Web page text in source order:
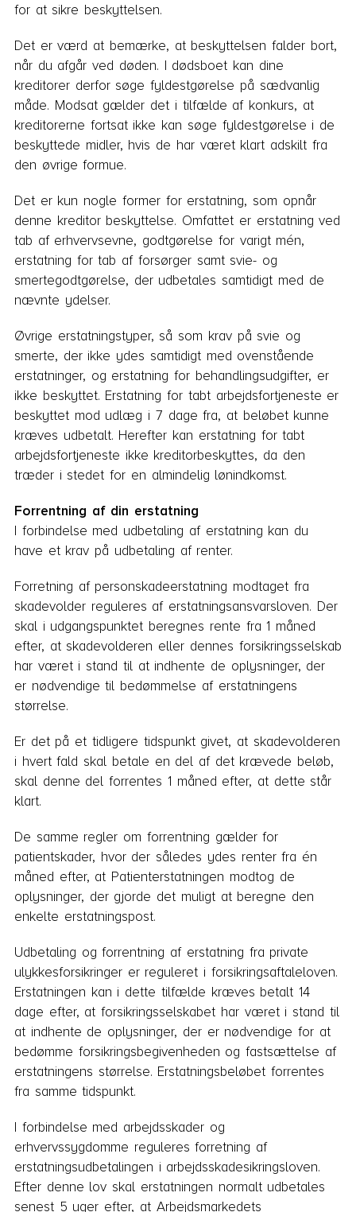
for at sikre beskyttelsen.
Det er værd at bemærke, at beskyttelsen falder bort,
når du afgår ved døden. I dødsboet kan dine
kreditorer derfor søge fyldestgørelse på sædvanlig
måde. Modsat gælder det i tilfælde af konkurs, at
kreditorerne fortsat ikke kan søge fyldestgørelse i de
beskyttede midler, hvis de har været klart adskilt fra
den øvrige formue.
Det er kun nogle former for erstatning, som opnår
denne kreditor beskyttelse. Omfattet er erstatning ved
tab af erhvervsevne, godtgørelse for varigt mén,
erstatning for tab af forsørger samt svie- og
smertegodtgørelse, der udbetales samtidigt med de
nævnte ydelser.
Øvrige erstatningstyper, så som krav på svie og
smerte, der ikke ydes samtidigt med ovenstående
erstatninger, og erstatning for behandlingsudgifter, er
ikke beskyttet. Erstatning for tabt arbejdsfortjeneste er
beskyttet mod udlæg i 7 dage fra, at beløbet kunne
kræves udbetalt. Herefter kan erstatning for tabt
arbejdsfortjeneste ikke kreditorbeskyttes, da den
træder i stedet for en almindelig lønindkomst.
Forrentning af din erstatning
I forbindelse med udbetaling af erstatning kan du
have et krav på udbetaling af renter.
Forretning af personskadeerstatning modtaget fra
skadevolder reguleres af erstatningsansvarsloven. Der
skal i udgangspunktet beregnes rente fra 1 måned
efter, at skadevolderen eller dennes forsikringsselskab
har været i stand til at indhente de oplysninger, der
er nødvendige til bedømmelse af erstatningens
størrelse.
Er det på et tidligere tidspunkt givet, at skadevolderen
i hvert fald skal betale en del af det krævede beløb,
skal denne del forrentes 1 måned efter, at dette står
klart.
De samme regler om forrentning gælder for
patientskader, hvor der således ydes renter fra én
måned efter, at Patienterstatningen modtog de
oplysninger, der gjorde det muligt at beregne den
enkelte erstatningspost.
Udbetaling og forrentning af erstatning fra private
ulykkesforsikringer er reguleret i forsikringsaftaleloven.
Erstatningen kan i dette tilfælde kræves betalt 14
dage efter, at forsikringsselskabet har været i stand til
at indhente de oplysninger, der er nødvendige for at
bedømme forsikringsbegivenheden og fastsættelse af
erstatningens størrelse. Erstatningsbeløbet forrentes
fra samme tidspunkt.
I forbindelse med arbejdsskader og
erhvervssygdomme reguleres forretning af
erstatningsudbetalingen i arbejdsskadesikringsloven.
Efter denne lov skal erstatningen normalt udbetales
senest 5 uger efter, at Arbejdsmarkedets